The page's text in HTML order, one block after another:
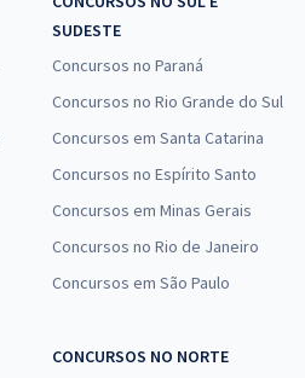
SUDESTE
Concursos no Paraná
Concursos no Rio Grande do Sul
Concursos em Santa Catarina
Concursos no Espírito Santo
Concursos em Minas Gerais
Concursos no Rio de Janeiro
Concursos em São Paulo
CONCURSOS NO NORTE